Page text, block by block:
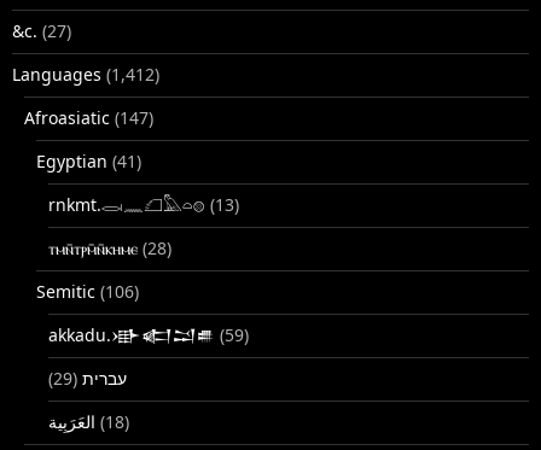
&c. (27)
Languages (1,412)
Afroasiatic (147)
Egyptian (41)
rnkmt.𓂋𓏺𓈖𓆎𓅓𓏏𓊖 (13)
ⲧⲙⲛ̄ⲧⲣⲙ̄ⲛ̄ⲕⲏⲙⲉ (28)
Semitic (106)
akkadu.𒀝𒅗𒁺𒌑 (59)
עברית (29)
(18)